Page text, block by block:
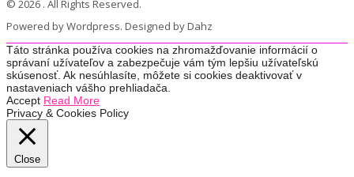
© 2026 . All Rights Reserved.
Powered by Wordpress. Designed by Dahz
Táto stránka používa cookies na zhromažďovanie informácií o
správaní užívateľov a zabezpečuje vám tým lepšiu užívateľskú
skúsenosť. Ak nesúhlasíte, môžete si cookies deaktivovať v
nastaveniach vášho prehliadača.
Accept Read More
Privacy & Cookies Policy
Close